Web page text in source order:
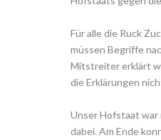
Für alle die Ruck
müssen Begriffe
Mitstreiter erklärt
die Erklärungen
Unser Hofstaat war
dabei. Am Ende